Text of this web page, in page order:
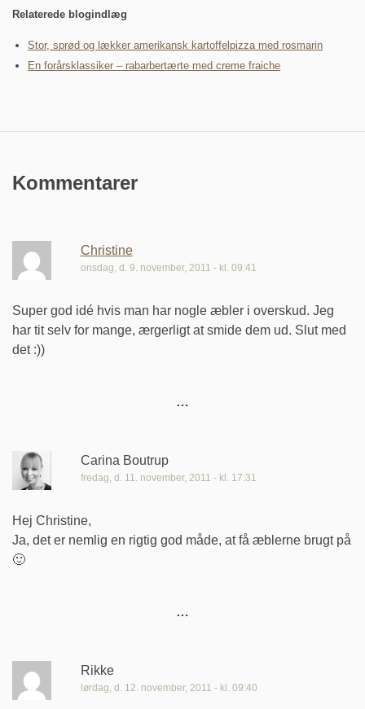
Relaterede blogindlæg
Stor, sprød og lækker amerikansk kartoffelpizza med rosmarin
En forårsklassiker – rabarbertærte med creme fraiche
Kommentarer
Christine
onsdag, d. 9. november, 2011 - kl. 09:41
Super god idé hvis man har nogle æbler i overskud. Jeg
har tit selv for mange, ærgerligt at smide dem ud. Slut med
det :))
Carina Boutrup
fredag, d. 11. november, 2011 - kl. 17:31
Hej Christine,
Ja, det er nemlig en rigtig god måde, at få æblerne brugt på
🙂
Rikke
lørdag, d. 12. november, 2011 - kl. 09:40